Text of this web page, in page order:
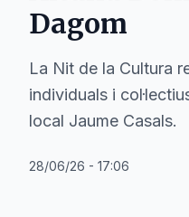
Dagom
La Nit de la Cultura
individuals i
local Jaume Casals.
28/06/26 - 17:06